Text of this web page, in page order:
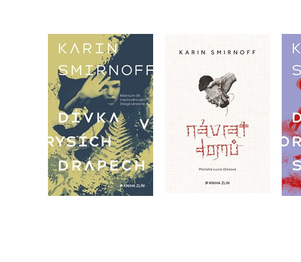
Dívka v rysích drápech
Karin Smirnoff
Do košíku
499 Kč
399 Kč
Návrat domů
Do košíku
449 Kč
359 Kč